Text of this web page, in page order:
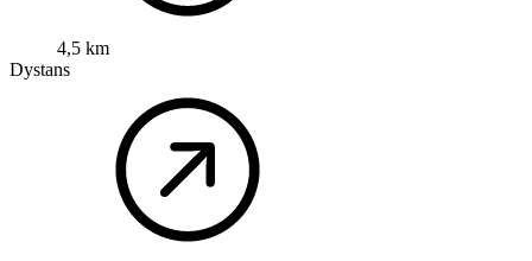
4,5 km
Dystans